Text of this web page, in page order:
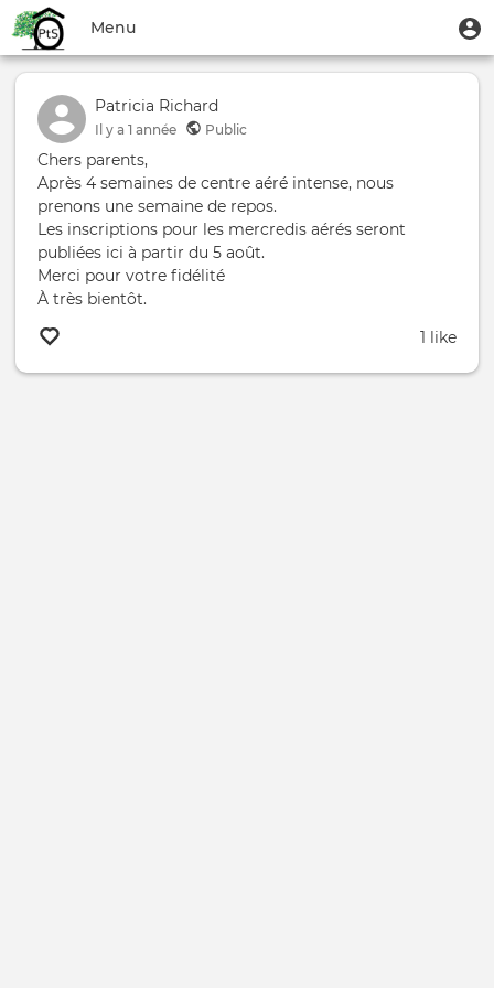
contenu
Menu
du
compte
l'utilisateur
Menu
Toggle
navigation
Patricia Richard
Il y a 1 année Public
Chers parents,
Après 4 semaines de centre aéré intense, nous
prenons une semaine de repos.
Les inscriptions pour les mercredis aérés seront
publiées ici à partir du 5 août.
Merci pour votre fidélité
À très bientôt.
1 like